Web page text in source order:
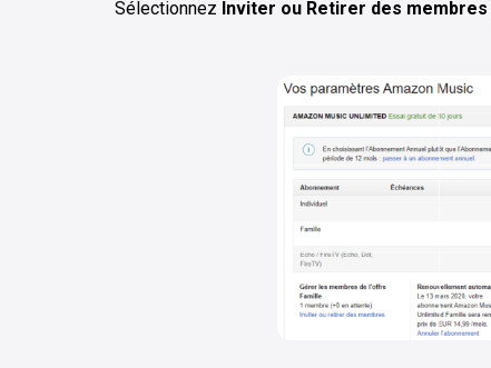
Sélectionnez Inviter ou Retirer des membres